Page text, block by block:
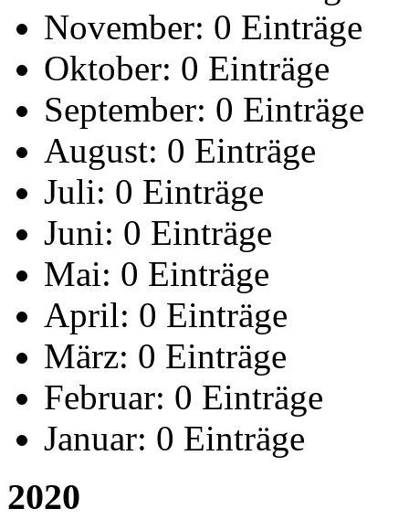
November: 0 Einträge
Oktober: 0 Einträge
September: 0 Einträge
August: 0 Einträge
Juli: 0 Einträge
Juni: 0 Einträge
Mai: 0 Einträge
April: 0 Einträge
März: 0 Einträge
Februar: 0 Einträge
Januar: 0 Einträge
2020